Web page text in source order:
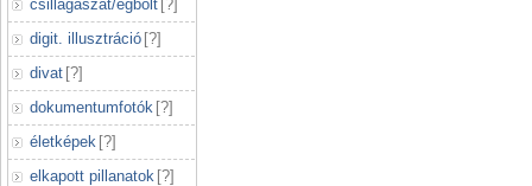
csillagászat/égbolt [?]
digit. illusztráció [?]
divat [?]
dokumentumfotók [?]
életképek [?]
elkapott pillanatok [?]